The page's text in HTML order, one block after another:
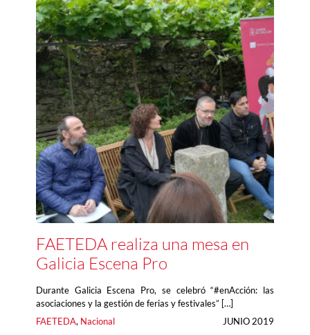
FAETEDA realiza una mesa en
Galicia Escena Pro
Durante Galicia Escena Pro, se celebró “#enAcción: las
asociaciones y la gestión de ferias y festivales” […]
FAETEDA, Nacional JUNIO 2019